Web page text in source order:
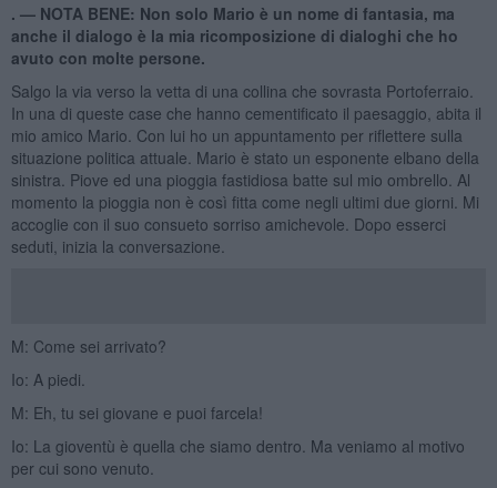
. — NOTA BENE: Non solo Mario è un nome di fantasia, ma
anche il dialogo è la mia ricomposizione di dialoghi che ho
avuto con molte persone.
Salgo la via verso la vetta di una collina che sovrasta Portoferraio.
In una di queste case che hanno cementificato il paesaggio, abita il
mio amico Mario. Con lui ho un appuntamento per riflettere sulla
situazione politica attuale. Mario è stato un esponente elbano della
sinistra. Piove ed una pioggia fastidiosa batte sul mio ombrello. Al
momento la pioggia non è così fitta come negli ultimi due giorni. Mi
accoglie con il suo consueto sorriso amichevole. Dopo esserci
seduti, inizia la conversazione.
M: Come sei arrivato?
Io: A piedi.
M: Eh, tu sei giovane e puoi farcela!
Io: La gioventù è quella che siamo dentro. Ma veniamo al motivo
per cui sono venuto.